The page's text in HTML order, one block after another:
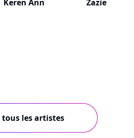
Keren Ann Zazie
tous les artistes